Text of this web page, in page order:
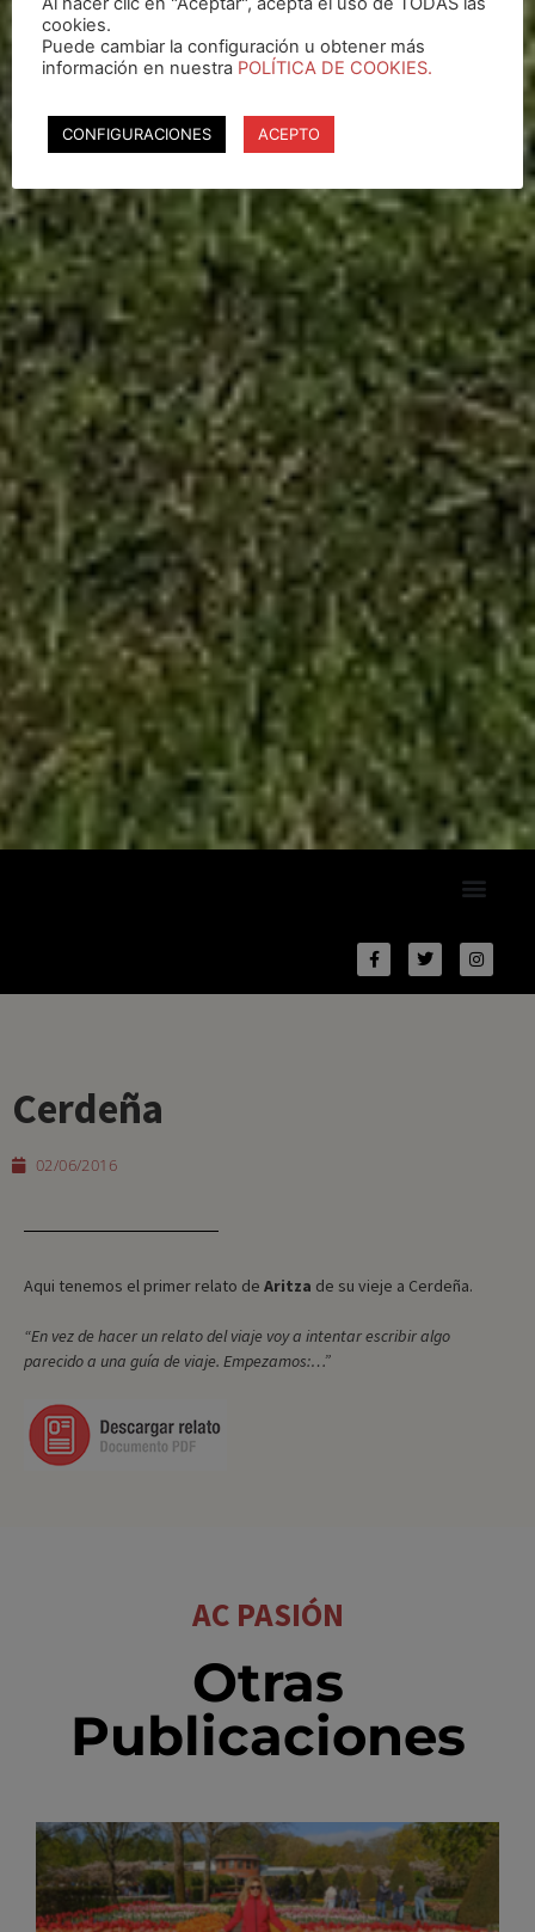
Cerdeña
02/06/2016
Aqui tenemos el primer relato de Aritza de su vieje a Cerdeña.
“En vez de hacer un relato del viaje voy a intentar escribir algo
parecido a una guía de viaje. Empezamos:…”
AC PASIÓN
Otras
Publicaciones
cookies.
Puede cambiar la configuración u obtener más
información en nuestra POLÍTICA DE COOKIES.
CONFIGURACIONES ACEPTO